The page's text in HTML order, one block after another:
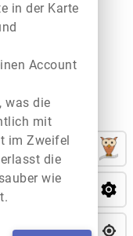
in der Karte
Account
was die
mit
im Zweifel
die
wie